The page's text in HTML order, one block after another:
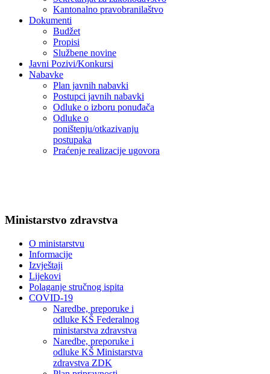
Kantonalno pravobranilaštvo
Dokumenti
Budžet
Propisi
Službene novine
Javni Pozivi/Konkursi
Nabavke
Plan javnih nabavki
Postupci javnih nabavki
Odluke o izboru ponuđača
Odluke o
poništenju/otkazivanju
postupaka
Praćenje realizacije ugovora
Ministarstvo zdravstva
O ministarstvu
Informacije
Izvještaji
Lijekovi
Polaganje stručnog ispita
COVID-19
Naredbe, preporuke i
odluke KŠ Federalnog
ministarstva zdravstva
Naredbe, preporuke i
odluke KŠ Ministarstva
zdravstva ZDK